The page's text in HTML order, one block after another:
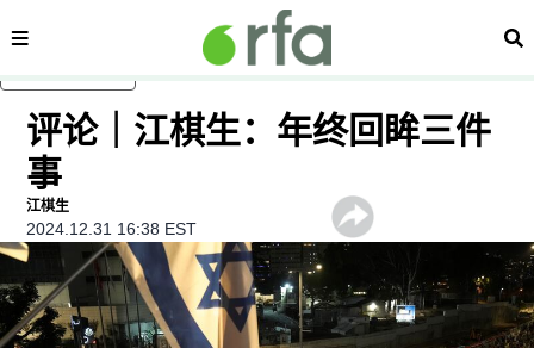
内容分类 搜
评论｜江棋生：年终回眸三件
事
江棋生
2024.12.31 16:38 EST